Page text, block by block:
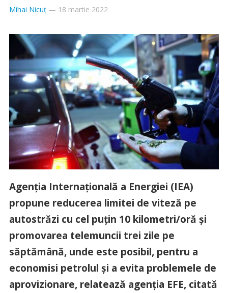
Mihai Nicuț— 18 martie 2022
Agenţia Internaţională a Energiei (IEA)
propune reducerea limitei de viteză pe
autostrăzi cu cel puţin 10 kilometri/oră şi
promovarea telemuncii trei zile pe
săptămână, unde este posibil, pentru a
economisi petrolul şi a evita problemele de
aprovizionare, relatează agenţia EFE, citată